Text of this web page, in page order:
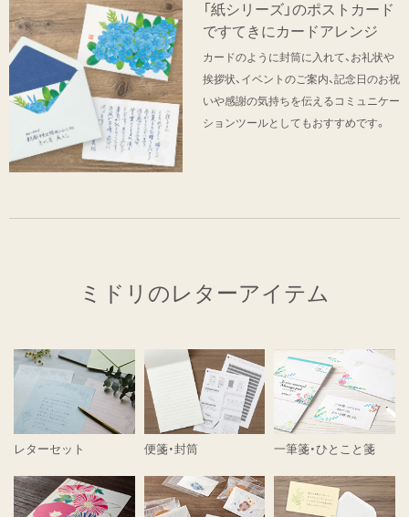
「紙シリーズ」のポストカード
ですてきにカードアレンジ
カードのように封筒に入れて、お礼状や
挨拶状、イベントのご案内、記念日のお祝
いや感謝の気持ちを伝えるコミュニケー
ションツールとしてもおすすめです。
ミドリのレターアイテム
レターセット 便箋・封筒 一筆箋・ひとこと箋